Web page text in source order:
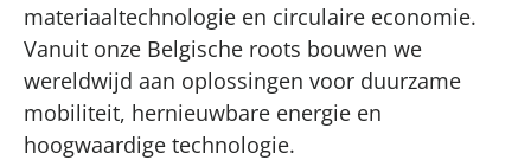
materiaaltechnologie en circulaire economie.
Vanuit onze Belgische roots bouwen we
wereldwijd aan oplossingen voor duurzame
mobiliteit, hernieuwbare energie en
hoogwaardige technologie.